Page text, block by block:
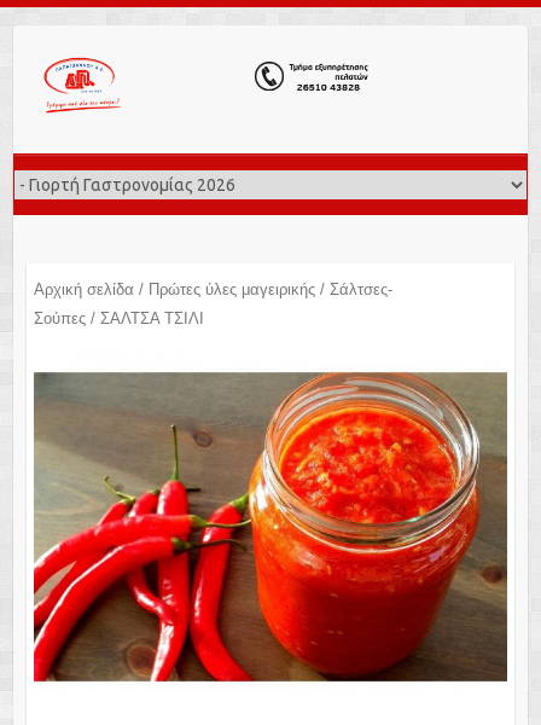
Αρχική σελίδα / Πρώτες ύλες μαγειρικής/ Σάλτσες-
Σούπες/ ΣΑΛΤΣΑ ΤΣΙΛΙ